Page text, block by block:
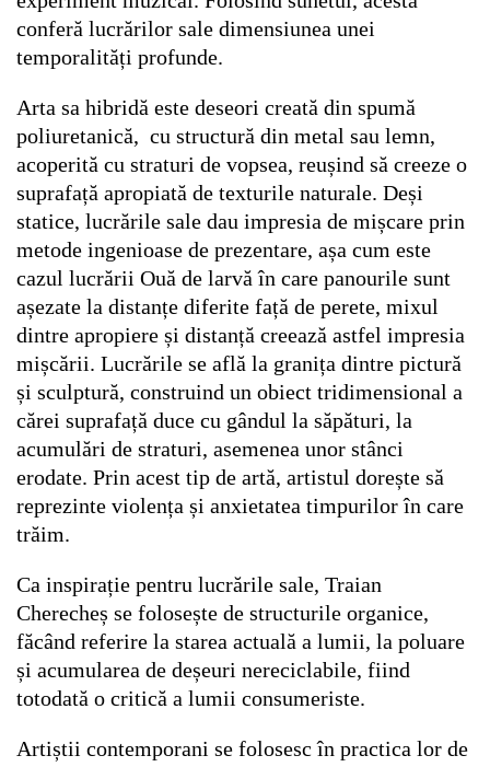
conferă lucrărilor sale dimensiunea unei
temporalități profunde.
Arta sa hibridă este deseori creată din spumă
poliuretanică, cu structură din metal sau lemn,
acoperită cu straturi de vopsea, reușind să creeze o
suprafață apropiată de texturile naturale. Deși
statice, lucrările sale dau impresia de mișcare prin
metode ingenioase de prezentare, așa cum este
cazul lucrării Ouă de larvăîn care panourile sunt
așezate la distanțe diferite față de perete, mixul
dintre apropiere și distanță creează astfel impresia
mișcării. Lucrările se află la granița dintre pictură
și sculptură, construind un obiect tridimensional a
cărei suprafață duce cu gândul la săpături, la
acumulări de straturi, asemenea unor stânci
erodate. Prin acest tip de artă, artistul dorește să
reprezinte violența și anxietatea timpurilor în care
trăim.
Ca inspirație pentru lucrările sale, Traian
Cherecheș se folosește de structurile organice,
făcând referire la starea actuală a lumii, la poluare
și acumularea de deșeuri nereciclabile, fiind
totodată o critică a lumii consumeriste.
Artiștii contemporani se folosesc în practica lor de